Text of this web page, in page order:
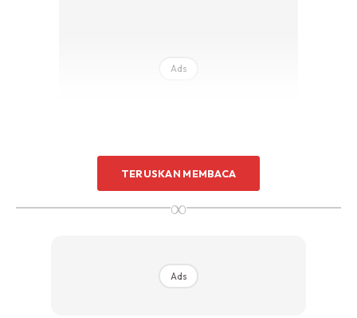
Ads
TERUSKAN MEMBACA
∞
Ads